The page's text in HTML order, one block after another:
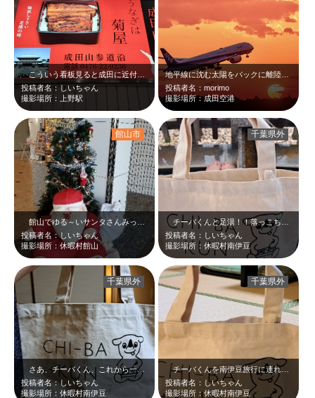
こういう看板見ると成田に近付いたって感じがしますね。菊屋さん…こちらも成田の…
投稿者名：しいちゃん
撮影場所：上野駅
地平線に沈む太陽をバックに離陸する飛行機。 太陽が別の国を照らしに行くように、…
投稿者名：morimo
撮影場所：成田空港
投稿者名：しいちゃん
撮影場所：休暇村館山
館山市
投稿者名：しいちゃん
撮影場所：休暇村南伊豆
千葉県外
さあ、チーバくん、これから一緒にお夕飯食べに行こうね(^_-)-☆
投稿者名：しいちゃん
撮影場所：休暇村南伊豆
千葉県外
チーバくんを南伊豆旅行に連れていきました＼(^o^)／正確にはチーバくんラン…
投稿者名：しいちゃん
撮影場所：休暇村南伊豆
千葉県外